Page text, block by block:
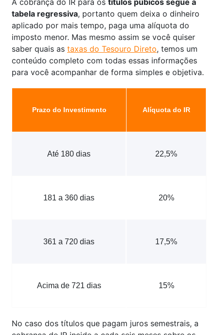
tabela regressiva, portanto quem deixa o dinheiro
aplicado por mais tempo, paga uma alíquota do
imposto menor. Mas mesmo assim se você quiser
saber quais as taxas do Tesouro Direto, temos um
conteúdo completo com todas essas informações
para você acompanhar de forma simples e objetiva.
Prazo do Investimento Alíquota do IR
Até 180 dias 22,5%
181 a 360 dias 20%
361 a 720 dias 17,5%
Acima de 721 dias 15%
No caso dos títulos que pagam juros semestrais, a